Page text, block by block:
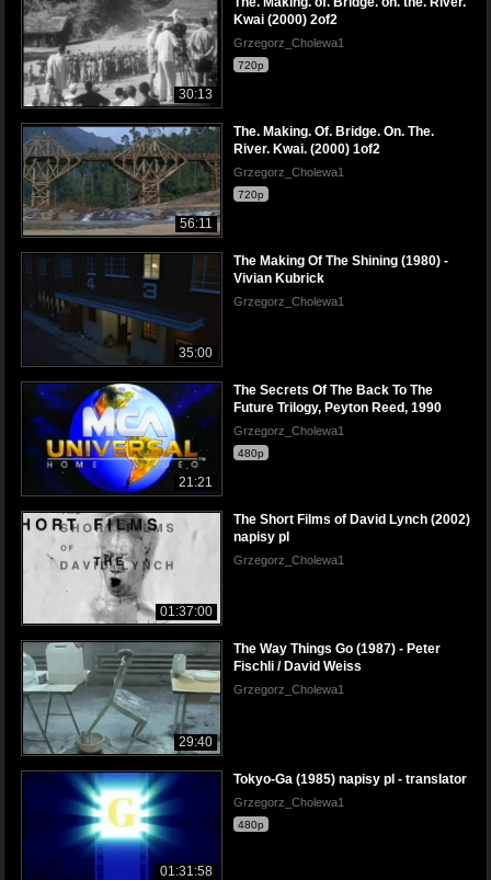
30:13
Kwai (2000) 2of2
Grzegorz_Cholewa1
720p
56:11
The. Making. Of. Bridge. On. The.
River. Kwai. (2000) 1of2
Grzegorz_Cholewa1
720p
35:00
The Making Of The Shining (1980) -
Vivian Kubrick
Grzegorz_Cholewa1
21:21
The Secrets Of The Back To The
Future Trilogy, Peyton Reed, 1990
Grzegorz_Cholewa1
480p
01:37:00
The Short Films of David Lynch (2002)
napisy pl
Grzegorz_Cholewa1
29:40
The Way Things Go (1987) - Peter
Fischli / David Weiss
Grzegorz_Cholewa1
01:31:58
Tokyo-Ga (1985) napisy pl - translator
Grzegorz_Cholewa1
480p